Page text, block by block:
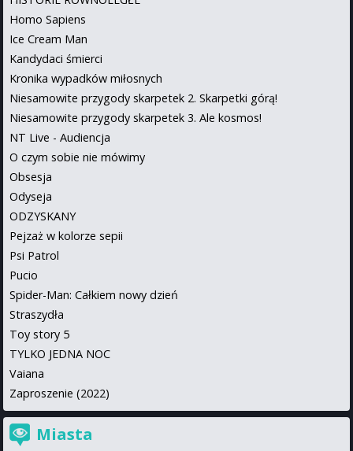
Homo Sapiens
Ice Cream Man
Kandydaci śmierci
Kronika wypadków miłosnych
Niesamowite przygody skarpetek 2. Skarpetki górą!
Niesamowite przygody skarpetek 3. Ale kosmos!
NT Live - Audiencja
O czym sobie nie mówimy
Obsesja
Odyseja
ODZYSKANY
Pejzaż w kolorze sepii
Psi Patrol
Pucio
Spider-Man: Całkiem nowy dzień
Straszydła
Toy story 5
TYLKO JEDNA NOC
Vaiana
Zaproszenie (2022)
Miasta